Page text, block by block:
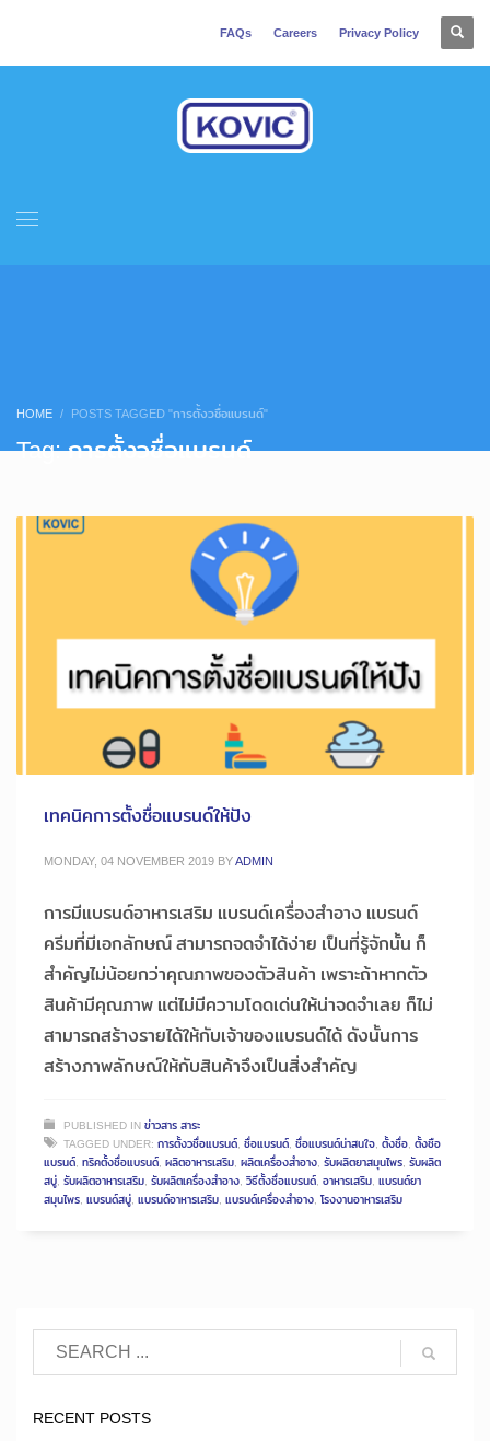
FAQs Careers Privacy Policy
HOME POSTS TAGGED "การตั้งวชื่อแบรนด์"
Tag: การตั้งวชื่อแบรนด์
เทคนิคการตั้งชื่อแบรนด์ให้ปัง
MONDAY, 04 NOVEMBER 2019 BYADMIN
การมีแบรนด์อาหารเสริม แบรนด์เครื่องสำอาง แบรนด์
ครีมที่มีเอกลักษณ์ สามารถจดจำได้ง่าย เป็นที่รู้จักนั้น ก็
สำคัญไม่น้อยกว่าคุณภาพของตัวสินค้า เพราะถ้าหากตัว
สินค้ามีคุณภาพ แต่ไม่มีความโดดเด่นให้น่าจดจำเลย ก็ไม่
สามารถสร้างรายได้ให้กับเจ้าของแบรนด์ได้ ดังนั้นการ
สร้างภาพลักษณ์ให้กับสินค้าจึงเป็นสิ่งสำคัญ
PUBLISHED INข่าวสาร สาระ
TAGGED UNDER: การตั้งวชื่อแบรนด์, ชื่อแบรนด์, ชื่อแบรนด์น่าสนใจ, ตั้งชื่อ, ตั้งชือ
แบรนด์, ทริคตั้งชื่อแบรนด์, ผลิตอาหารเสริม, ผลิตเครื่องสำอาง, รับผลิตยาสมุนไพร, รับผลิต
สบู่, รับผลิตอาหารเสริม, รับผลิตเครื่องสำอาง, วิธีตั้งชื่อแบรนด์, อาหารเสริม, แบรนด์ยา
สมุนไพร, แบรนด์สบู่, แบรนด์อาหารเสริม, แบรนด์เครื่องสำอาง, โรงงานอาหารเสริม
RECENT POSTS